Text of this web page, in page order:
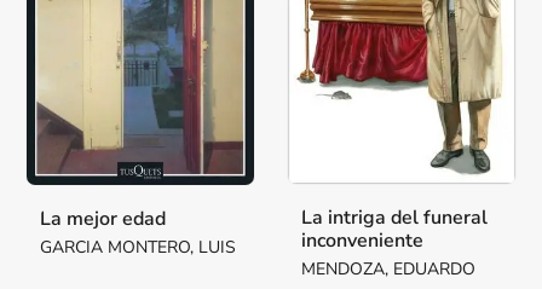
La mejor edad
GARCIA MONTERO, LUIS
La intriga del funeral
inconveniente
MENDOZA, EDUARDO